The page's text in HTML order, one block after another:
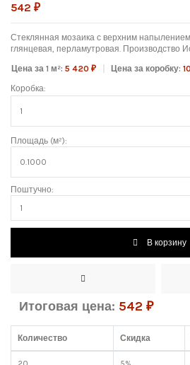
542 ₽
Стеклянная мозаика с верхним
глянцевая, перламутровая. Производство
Цена за 1 м²:5 420 ₽ Цена за коробку:
Коробка:
Площадь (м²):
Поштучно:
В корзину
Итоговая цена: 542 ₽
Количество Скидка